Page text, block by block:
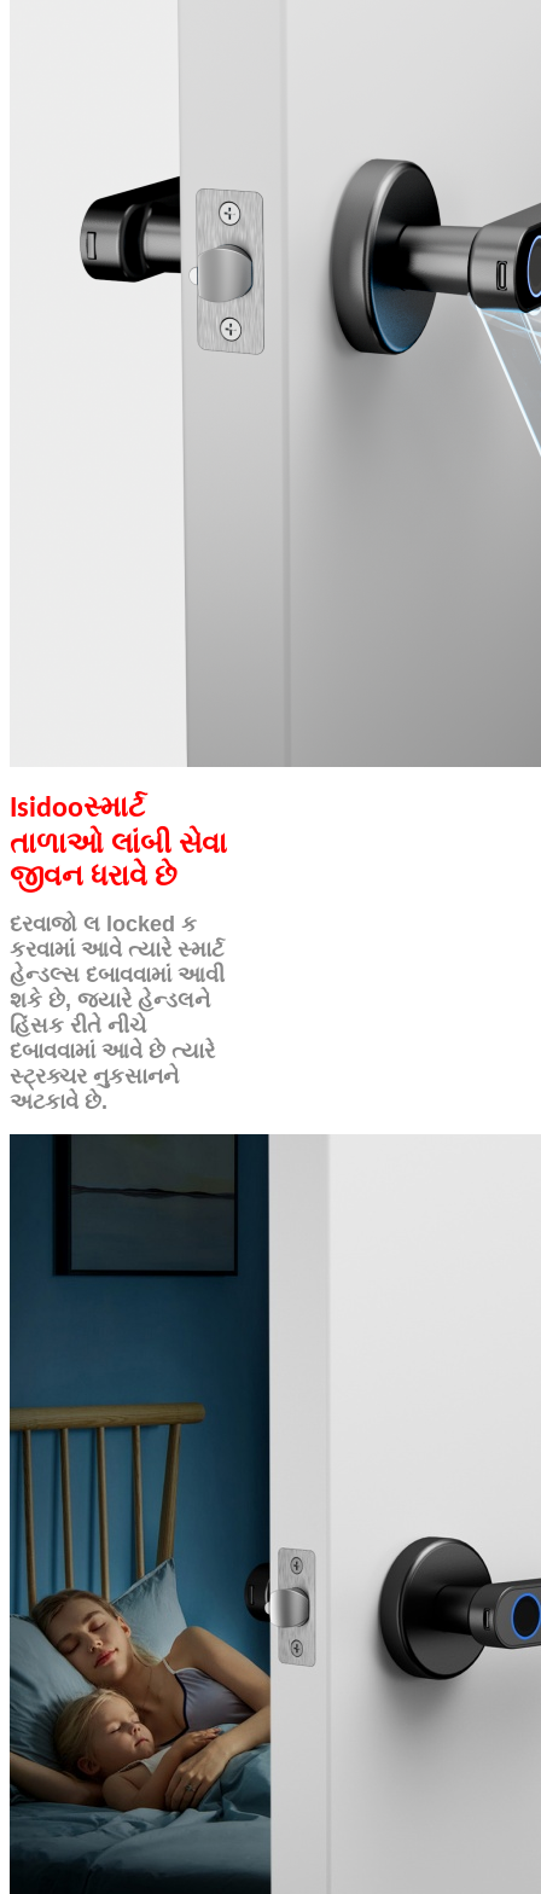
Isidooસ્માર્ટ
તાળાઓ લાંબી સેવા
જીવન ધરાવે છે
દરવાજો લ locked ક
કરવામાં આવે ત્યારે સ્માર્ટ
હેન્ડલ્સ દબાવવામાં આવી
શકે છે, જ્યારે હેન્ડલને
હિંસક રીતે નીચે
દબાવવામાં આવે છે ત્યારે
સ્ટ્રક્ચર નુકસાનને
અટકાવે છે.